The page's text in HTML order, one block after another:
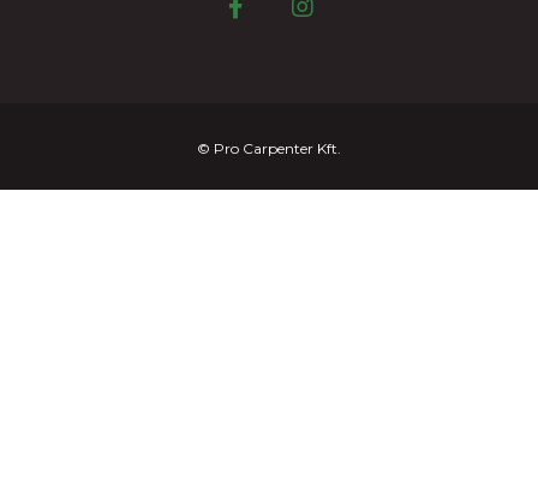
© Pro Carpenter Kft.